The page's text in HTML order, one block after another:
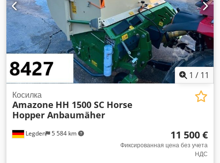
1 / 11
Legden 5 584 km
Косилка
Amazone HH 1500 SC Horse
Hopper Anbaumäher
11 500 €
Фиксированная цена без учета
НДС